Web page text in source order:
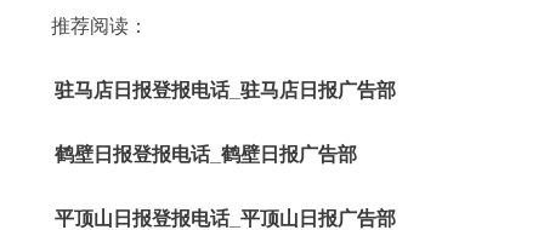
推荐阅读：
驻马店日报登报电话_驻马店日报广告部
鹤壁日报登报电话_鹤壁日报广告部
平顶山日报登报电话_平顶山日报广告部